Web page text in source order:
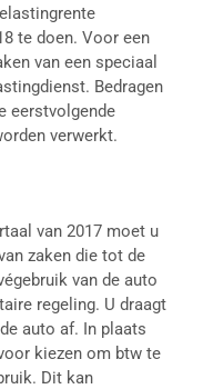
te doen. Voor een
van een speciaal
Bedragen
eerstvolgende
verwerkt.
van 2017 moet u
zaken die tot de
van de auto
regeling. U draagt
auto af. In plaats
kiezen om btw te
Dit kan